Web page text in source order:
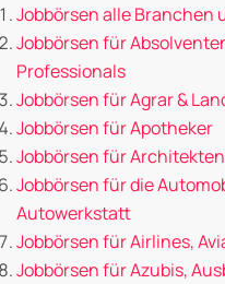
Jobbörsen alle Branchen
Jobbörsen für
Professionals
Jobbörsen für Agrar &
Jobbörsen für Apotheker
Jobbörsen für
Jobbörsen für die
Autowerkstatt
Jobbörsen für Airlines,
Jobbörsen für Azubis,